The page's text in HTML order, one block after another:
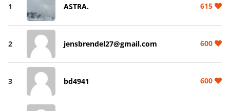
1 ASTRA. 615
2 jensbrendel27@gmail.com 600
3 bd4941 600